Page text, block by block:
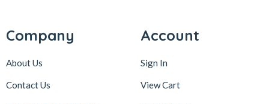
Company
About Us
Contact Us
Account
Sign In
View Cart